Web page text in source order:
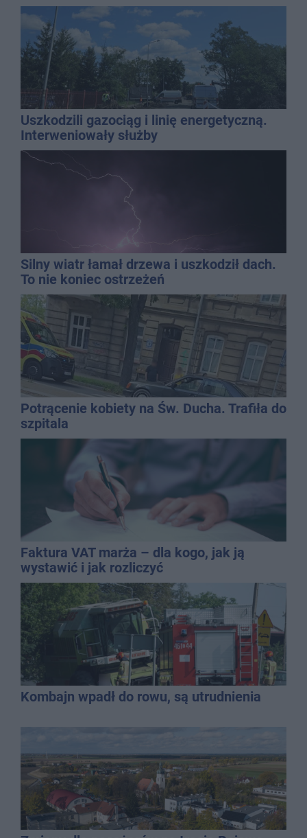
Uszkodzili gazociąg i linię energetyczną.
Interweniowały służby
Silny wiatr łamał drzewa i uszkodził dach.
To nie koniec ostrzeżeń
Potrącenie kobiety na Św. Ducha. Trafiła do
szpitala
Faktura VAT marża – dla kogo, jak ją
wystawić i jak rozliczyć
Kombajn wpadł do rowu, są utrudnienia